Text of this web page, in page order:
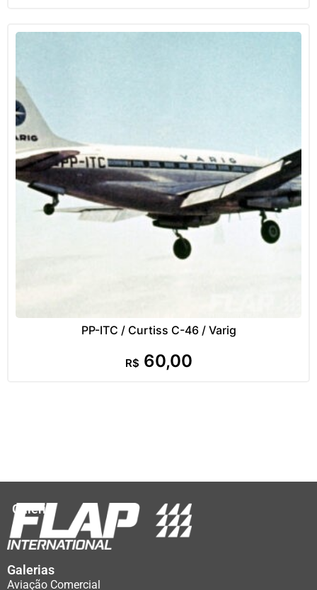
PP-ITC / Curtiss C-46 / Varig
R$ 60,00
Galeria
Galerias
Aviação Comercial